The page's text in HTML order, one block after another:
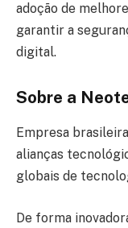
adoção de
garantir a
digital.
Sobre a
Empresa
alianças
globais de
De forma